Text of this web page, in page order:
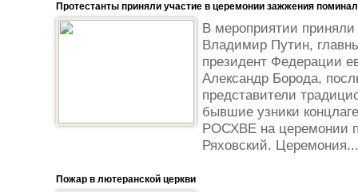
Протестанты приняли участие в церемонии зажжения
В мероприятии
Владимир Путин,
президент Федерации
Александр Борода,
представители
бывшие узники
РОСХВЕ на церемонии
Ряховский. Церемония...
Пожар в лютеранской церкви